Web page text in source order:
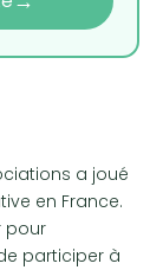
a joué
en France.
pour
participer à